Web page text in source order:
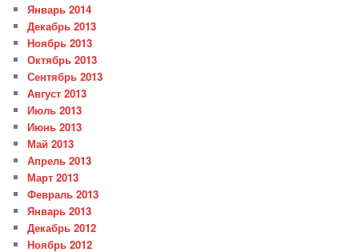
Январь 2014
Декабрь 2013
Ноябрь 2013
Октябрь 2013
Сентябрь 2013
Август 2013
Июль 2013
Июнь 2013
Май 2013
Апрель 2013
Март 2013
Февраль 2013
Январь 2013
Декабрь 2012
Ноябрь 2012